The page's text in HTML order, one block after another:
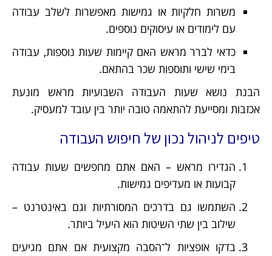
משרות חלקיות או גמישות מאפשרות לשלב עבודה
עם לימודים או עיסוקים נוספים.
כדאי לברר מראש האם קיימות שעות נוספות, עבודה
בימי שישי ותוספות שכר בהתאם.
הבנת נושא שעות העבודה השבועיות מראש מונעת
אכזבות ומסייעת להתאמה טובה יותר בין עובד למעסיק.
טיפים לניהול נכון של חיפוש העבודה
הגדירו מראש – האם אתם מחפשים שעות עבודה
קבועות או מעדיפים גמישות.
השתמשו גם בדרכים המסורתיות וגם באינטרנט –
שילוב בין שתי השיטות הוא היעיל ביותר.
בדקו אופציות ל־הסבה מקצועית אם אתם מגיעים